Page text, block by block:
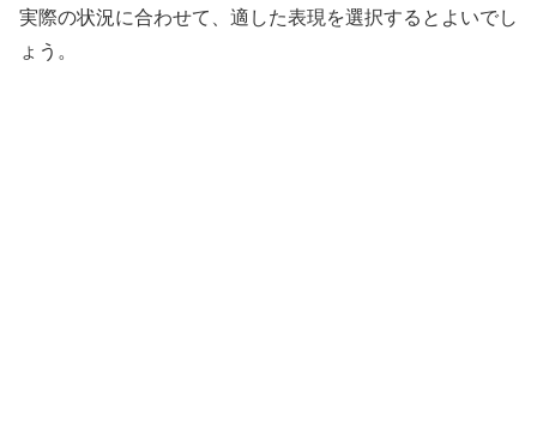
実際の状況に合わせて、適した表現を選択するとよいでし
ょう。